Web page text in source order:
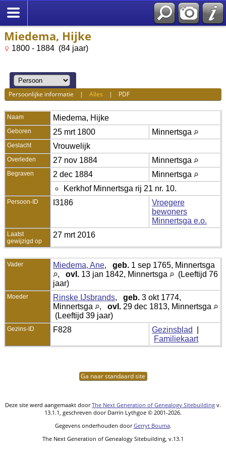
Miedema, Hijke
1800 - 1884 (84 jaar)
Persoonlijke informatie |Alles | PDF
Naam Miedema, Hijke
Geboren 25 mrt 1800 Minnertsga
Geslacht Vrouwelijk
Overleden 27 nov 1884 Minnertsga
Begraven 2 dec 1884
Minnertsga
Kerkhof Minnertsga rij 21 nr. 10.
Persoon-ID I3186
Vroegere
bewoners
Minnertsga e.o.
Laatst
gewijzigd op
27 mrt 2016
Vader Miedema, Ane, geb. 1 sep 1765, Minnertsga
, ovl. 13 jan 1842, Minnertsga
(Leeftijd 76
jaar)
Moeder Rinske IJsbrands, geb. 3 okt 1774,
Minnertsga
, ovl. 29 dec 1813, Minnertsga
(Leeftijd 39 jaar)
Gezins-ID F828 Gezinsblad
Familiekaart
Ga naar standaard site
Deze site werd aangemaakt doorThe Next Generation of Genealogy Sitebuilding v.
13.1.1, geschreven door Darrin Lythgoe © 2001-2026.
Gegevens onderhouden doorGerryt Bouma.
The Next Generation of Genealogy Sitebuilding, v.13.1